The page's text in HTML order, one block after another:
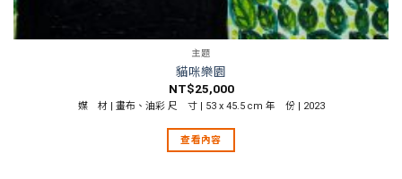
主題
貓咪樂園
NT$25,000
媒 材 | 畫布、油彩 尺 寸 | 53 x 45.5 cm 年 份 | 2023
查看內容